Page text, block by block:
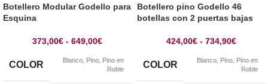
Botellero Modular Godello para
Esquina
373,00€ - 649,00€
COLOR Blanco Pino Pino en
Roble
Botellero pino Godello 46
botellas con 2 puertas bajas
424,00€ - 734,90€
COLOR Blanco Pino Pino en
Roble